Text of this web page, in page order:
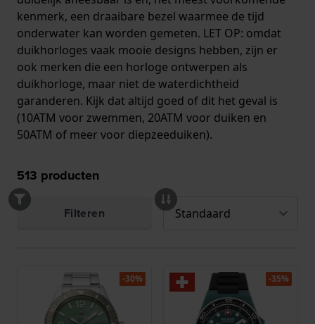
kenmerk, een draaibare bezel waarmee de tijd
onderwater kan worden gemeten. LET OP: omdat
duikhorloges vaak mooie designs hebben, zijn er
ook merken die een horloge ontwerpen als
duikhorloge, maar niet de waterdichtheid
garanderen. Kijk dat altijd goed of dit het geval is
(10ATM voor zwemmen, 20ATM voor duiken en
50ATM of meer voor diepzeeduiken).
513 producten
Filteren
-30% -35%